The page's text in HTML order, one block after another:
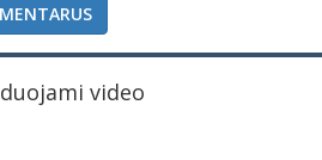
video